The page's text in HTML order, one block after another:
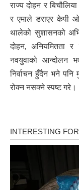
राज्य दोहन र
र एमाले डराएर केपी
थालेको सुशासनको
दोहन, अनियमितता र
नवयुवाको आन्दोलन
निर्वाचन हुँदैन भने पनि
रोक्न नसक्ने स्पष्ट गरे।